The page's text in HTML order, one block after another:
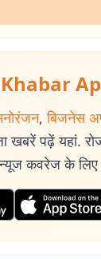
, बिजनेस
खबरें पढ़ें यहां.
कवरेज के लिए